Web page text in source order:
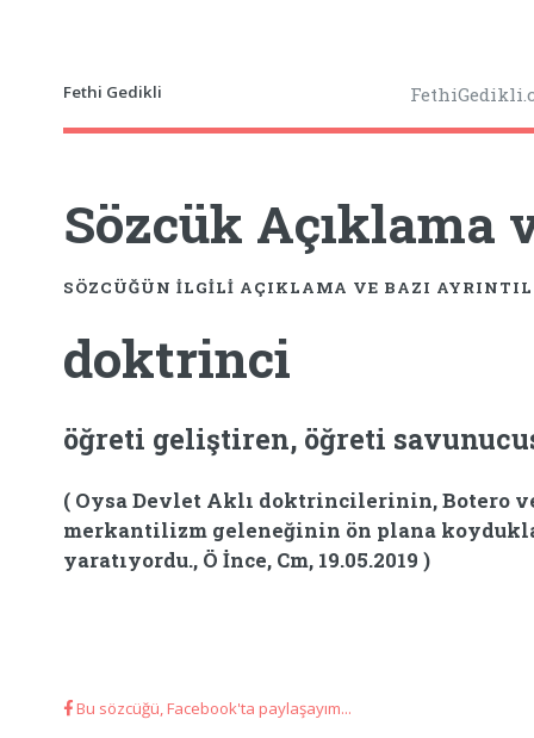
Fethi Gedikli
Sözcük Açıklama
SÖZCÜĞÜN ILGILI AÇIKLAMA VE BAZI
doktrinci
öğreti geliştiren, öğreti
( Oysa Devlet Aklı doktrincilerinin, Botero
merkantilizm geleneğinin ön plana
yaratıyordu., Ö İnce, Cm, 19.05.2019 )
Bu sözcüğü, Facebook'ta paylaşayım...